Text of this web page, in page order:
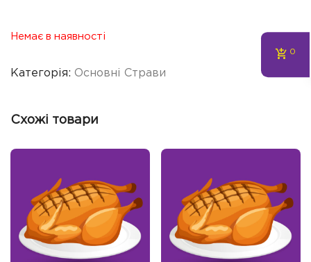
Немає в наявності
Категорія: Основні Страви
Схожі товари
0